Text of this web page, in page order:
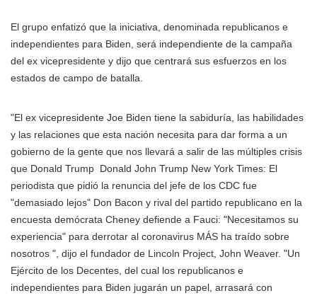
El grupo enfatizó que la iniciativa, denominada republicanos e
independientes para Biden, será independiente de la campaña
del ex vicepresidente y dijo que centrará sus esfuerzos en los
estados de campo de batalla.
"El ex vicepresidente Joe Biden tiene la sabiduría, las habilidades
y las relaciones que esta nación necesita para dar forma a un
gobierno de la gente que nos llevará a salir de las múltiples crisis
que Donald Trump Donald John Trump New York Times: El
periodista que pidió la renuncia del jefe de los CDC fue
"demasiado lejos" Don Bacon y rival del partido republicano en la
encuesta demócrata Cheney defiende a Fauci: "Necesitamos su
experiencia" para derrotar al coronavirus MÁS ha traído sobre
nosotros ", dijo el fundador de Lincoln Project, John Weaver. "Un
Ejército de los Decentes, del cual los republicanos e
independientes para Biden jugarán un papel, arrasará con